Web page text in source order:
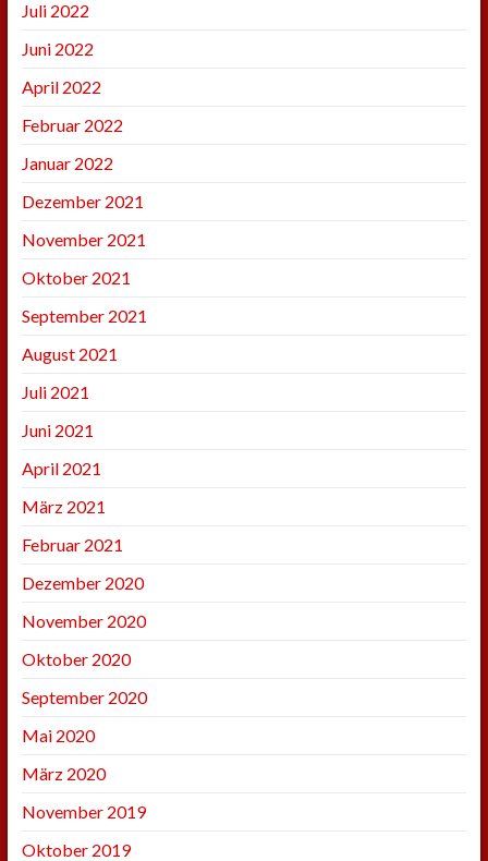
Juli 2022
Juni 2022
April 2022
Februar 2022
Januar 2022
Dezember 2021
November 2021
Oktober 2021
September 2021
August 2021
Juli 2021
Juni 2021
April 2021
März 2021
Februar 2021
Dezember 2020
November 2020
Oktober 2020
September 2020
Mai 2020
März 2020
November 2019
Oktober 2019